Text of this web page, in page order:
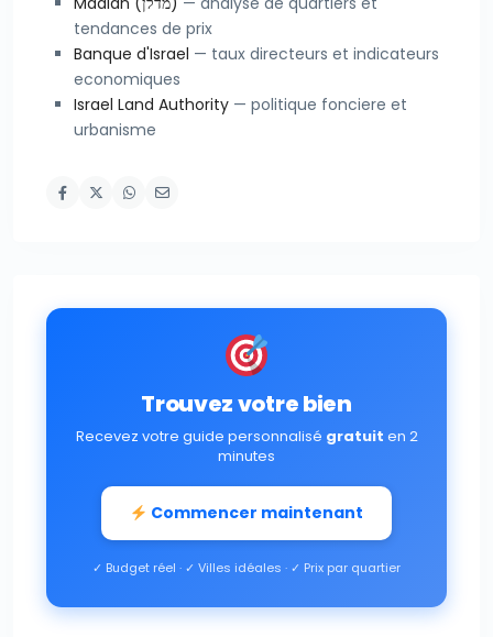
tendances de prix
Banque d'Israel — taux directeurs et indicateurs
economiques
Israel Land Authority — politique fonciere et
urbanisme
Trouvez votre bien
Recevez votre guide personnalisé gratuit en 2
minutes
Commencer maintenant
✓ Budget réel · ✓ Villes idéales · ✓ Prix par quartier